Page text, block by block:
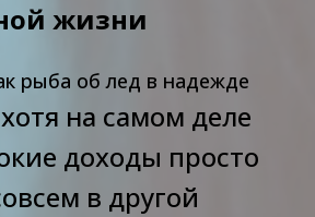
жизни
рыба об лед в надежде
хотя на самом деле
доходы просто
в другой